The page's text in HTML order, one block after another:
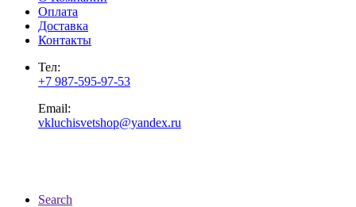
Оплата
Доставка
Контакты
Тел:
+7 987-595-97-53
Email:
vkluchisvetshop@yandex.ru
Search